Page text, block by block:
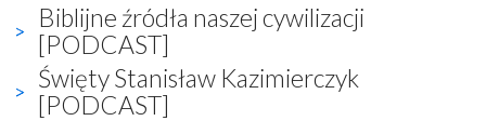
Biblijne źródła naszej cywilizacji
[PODCAST]
Święty Stanisław Kazimierczyk
[PODCAST]